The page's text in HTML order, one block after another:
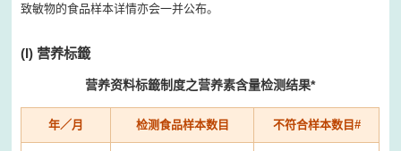
致敏物的食品样本详情亦会一并公布。
(I) 营养标籤
营养资料标籤制度之营养素含量检测结果*
年／月 检测食品样本数目 不符合样本数目#